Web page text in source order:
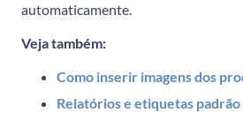
automaticamente.
Veja também:
Como inserir imagens dos
Relatórios e etiquetas